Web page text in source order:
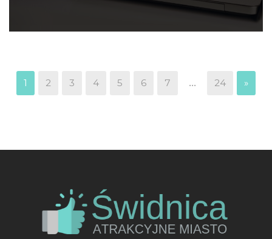
1 2 3 4 5 6 7 ... 24 »